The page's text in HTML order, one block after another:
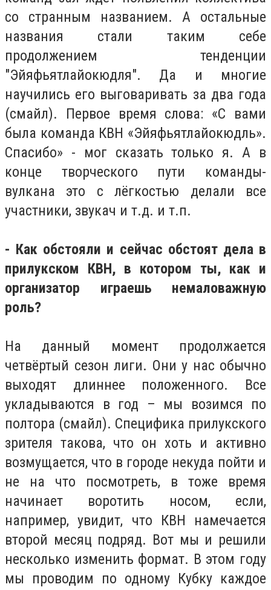
со странным названием. А остальные
названия стали таким себе
продолжением тенденции
"Эйяфьятлайокюдля". Да и многие
научились его выговаривать за два года
(смайл). Первое время слова: «С вами
была команда КВН «Эйяфьятлайокюдль».
Спасибо» - мог сказать только я. А в
конце творческого пути команды-
вулкана это с лёгкостью делали все
участники, звукач и т.д. и т.п.
- Как обстояли и сейчас обстоят дела в
прилукском КВН, в котором ты, как и
организатор играешь немаловажную
роль?
На данный момент продолжается
четвёртый сезон лиги. Они у нас обычно
выходят длиннее положенного. Все
укладываются в год – мы возимся по
полтора (смайл). Специфика прилукского
зрителя такова, что он хоть и активно
возмущается, что в городе некуда пойти и
не на что посмотреть, в тоже время
начинает воротить носом, если,
например, увидит, что КВН намечается
второй месяц подряд. Вот мы и решили
несколько изменить формат. В этом году
мы проводим по одному Кубку каждое